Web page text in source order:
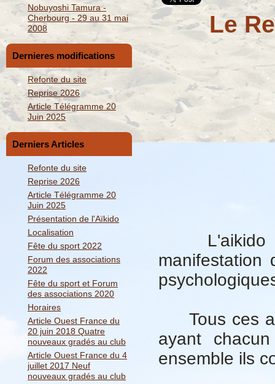
Nobuyoshi Tamura -
Cherbourg - 29 au 31 mai
2008
Dernieres modifications
Refonte du site
Reprise 2026
Article Télégramme 20
Juin 2025
Derniers Articles
Refonte du site
Reprise 2026
Article Télégramme 20
Juin 2025
Présentation de l'Aïkido
Localisation
Fête du sport 2022
Forum des associations
2022
Fête du sport et Forum
des associations 2020
Horaires
Article Ouest France du
20 juin 2018 Quatre
nouveaux gradés au club
Article Ouest France du 4
juillet 2017 Neuf
nouveaux gradés au club
Le
L'aikido
Tous ces
ayant
ensemble ils